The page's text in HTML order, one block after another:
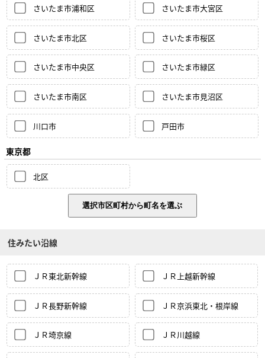
さいたま市浦和区 さいたま市大宮区
さいたま市北区 さいたま市桜区
さいたま市中央区 さいたま市緑区
さいたま市南区 さいたま市見沼区
川口市 戸田市
東京都
北区
住みたい沿線
ＪＲ東北新幹線 ＪＲ上越新幹線
ＪＲ長野新幹線 ＪＲ京浜東北・根岸線
ＪＲ埼京線 ＪＲ川越線